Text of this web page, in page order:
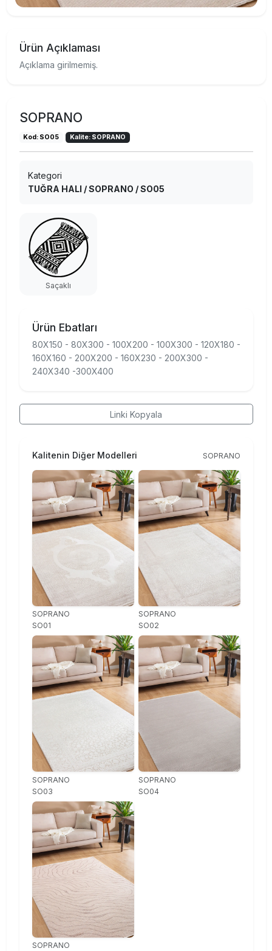
Ürün Açıklaması
Açıklama girilmemiş.
SOPRANO
Kod: SO05 Kalite: SOPRANO
Kategori
TUĞRA HALI / SOPRANO / SO05
Saçaklı
Ürün Ebatları
80X150 - 80X300 - 100X200 - 100X300 - 120X180 -
160X160 - 200X200 - 160X230 - 200X300 -
240X340 -300X400
Linki Kopyala
Kalitenin Diğer Modelleri SOPRANO
SOPRANO
SO01
SOPRANO
SO02
SOPRANO
SO03
SOPRANO
SO04
SOPRANO